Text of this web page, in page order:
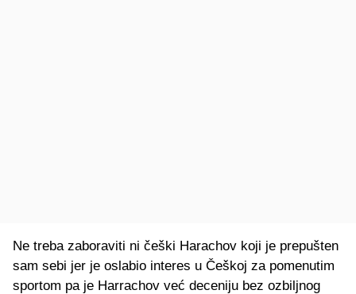
Ne treba zaboraviti ni češki Harachov koji je prepušten
sam sebi jer je oslabio interes u Češkoj za pomenutim
sportom pa je Harrachov već deceniju bez ozbiljnog